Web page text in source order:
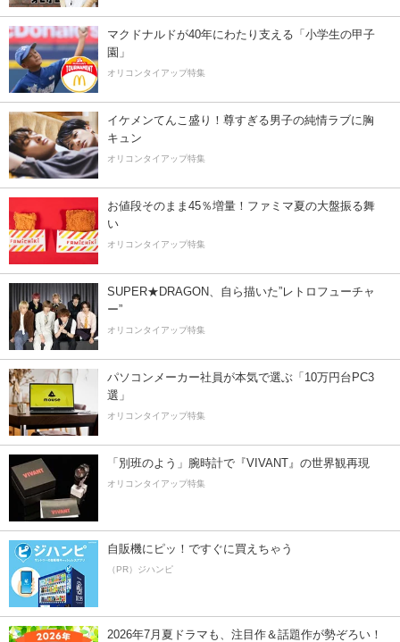
マクドナルドが40年にわたり支える「小学生の甲子
園」
オリコンタイアップ特集
イケメンてんこ盛り！尊すぎる男子の純情ラブに胸
キュン
オリコンタイアップ特集
お値段そのまま45％増量！ファミマ夏の大盤振る舞
い
オリコンタイアップ特集
SUPER★DRAGON、自ら描いた”レトロフューチャ
ー”
オリコンタイアップ特集
パソコンメーカー社員が本気で選ぶ「10万円台PC3
選」
オリコンタイアップ特集
「別班のよう」腕時計で『VIVANT』の世界観再現
オリコンタイアップ特集
自販機にピッ！ですぐに買えちゃう
（PR）ジハンピ
2026年7月夏ドラマも、注目作＆話題作が勢ぞろい！